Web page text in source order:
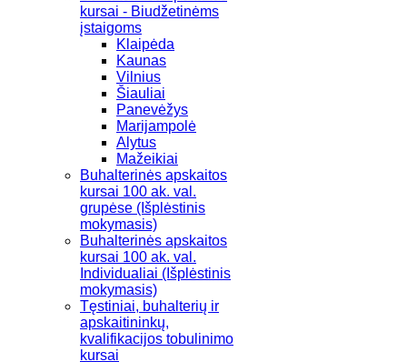
kursai - Biudžetinėms
įstaigoms
Klaipėda
Kaunas
Vilnius
Šiauliai
Panevėžys
Marijampolė
Alytus
Mažeikiai
Buhalterinės apskaitos
kursai 100 ak. val.
grupėse (Išplėstinis
mokymasis)
Buhalterinės apskaitos
kursai 100 ak. val.
Individualiai (Išplėstinis
mokymasis)
Tęstiniai, buhalterių ir
apskaitininkų,
kvalifikacijos tobulinimo
kursai